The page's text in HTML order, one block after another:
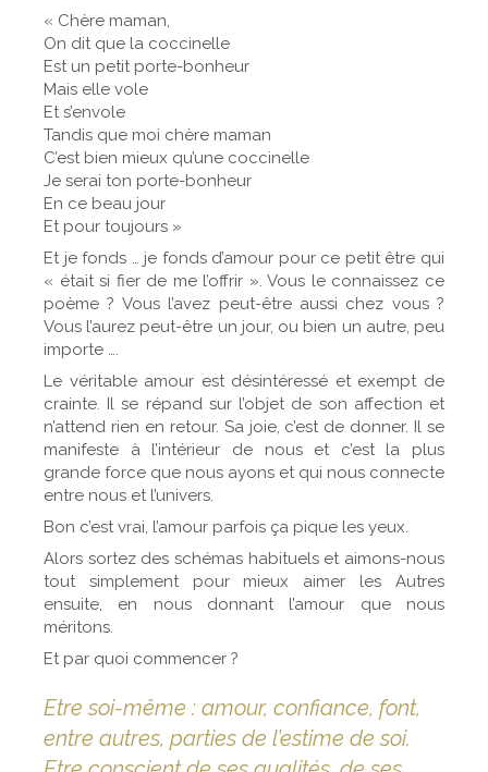
« Chère maman,
On dit que la coccinelle
Est un petit porte-bonheur
Mais elle vole
Et s’envole
Tandis que moi chère maman
C’est bien mieux qu’une coccinelle
Je serai ton porte-bonheur
En ce beau jour
Et pour toujours »
Et je fonds … je fonds d’amour pour ce petit être qui
« était si fier de me l’offrir ». Vous le connaissez ce
poème ? Vous l’avez peut-être aussi chez vous ?
Vous l’aurez peut-être un jour, ou bien un autre, peu
importe ….
Le véritable amour est désintéressé et exempt de
crainte. Il se répand sur l’objet de son affection et
n’attend rien en retour. Sa joie, c’est de donner. Il se
manifeste à l’intérieur de nous et c’est la plus
grande force que nous ayons et qui nous connecte
entre nous et l’univers.
Bon c’est vrai, l’amour parfois ça pique les yeux.
Alors sortez des schémas habituels et aimons-nous
tout simplement pour mieux aimer les Autres
ensuite, en nous donnant l’amour que nous
méritons.
Et par quoi commencer ?
Etre soi-même : amour, confiance, font,
entre autres, parties de l’estime de soi.